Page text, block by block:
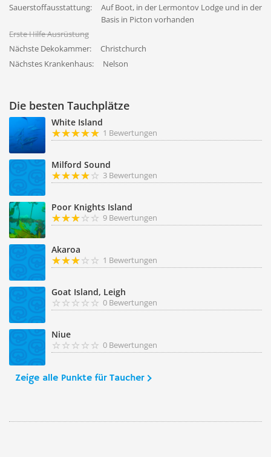
Sauerstoffausstattung:
Auf Boot, in der Lermontov Lodge und in der
Basis in Picton vorhanden
Erste Hilfe Ausrüstung
Nächste Dekokammer:
Christchurch
Nächstes Krankenhaus:
Nelson
Die besten Tauchplätze
White Island
1 Bewertungen
Milford Sound
3 Bewertungen
Poor Knights Island
9 Bewertungen
Akaroa
1 Bewertungen
Goat Island, Leigh
0 Bewertungen
Niue
0 Bewertungen
Zeige alle Punkte für Taucher